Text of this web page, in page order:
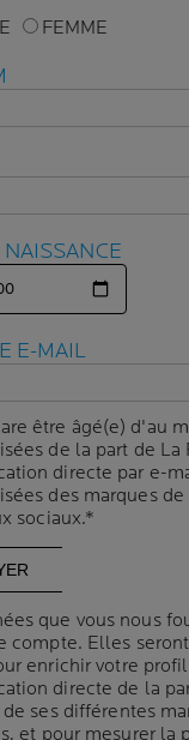
LE
FEMME
NAISSANCE
E-MAIL
être âgé(e) d'au
de la part de La
directe par e-
des marques
sociaux.*
que vous nous
compte. Elles
enrichir votre
directe de la
ses différentes
et pour mesurer la
FEMME
NAISSANCE
E-MAIL
être âgé(e) d'au
de la part de La
directe par e-
des marques
sociaux.*
que vous nous
compte. Elles
enrichir votre
directe de la
ses différentes
et pour mesurer la